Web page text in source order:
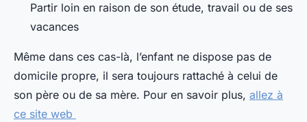
Partir loin en raison de son étude, travail ou de ses
vacances
Même dans ces cas-là, l’enfant ne dispose pas de
domicile propre, il sera toujours rattaché à celui de
son père ou de sa mère. Pour en savoir plus, allez à
ce site web